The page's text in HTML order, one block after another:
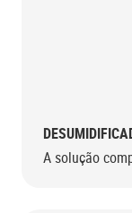
A solução